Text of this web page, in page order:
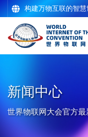
构建万物互联的智慧
新闻中心
世界物联网大会官方